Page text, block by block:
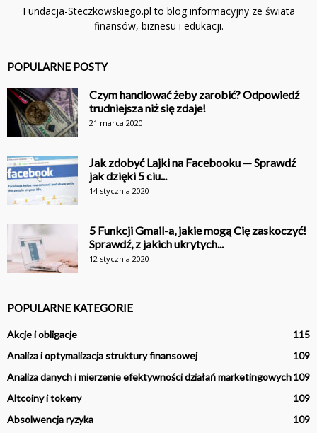
Fundacja-Steczkowskiego.pl to blog informacyjny ze świata
finansów, biznesu i edukacji.
POPULARNE POSTY
Czym handlować żeby zarobić? Odpowiedź
trudniejsza niż się zdaje!
21 marca 2020
Jak zdobyć Lajki na Facebooku — Sprawdź
jak dzięki 5 ciu...
14 stycznia 2020
5 Funkcji Gmail-a, jakie mogą Cię zaskoczyć!
Sprawdź, z jakich ukrytych...
12 stycznia 2020
POPULARNE KATEGORIE
Akcje i obligacje
115
Analiza i optymalizacja struktury finansowej
109
Analiza danych i mierzenie efektywności działań marketingowych109
Altcoiny i tokeny
109
Absolwencja ryzyka
109